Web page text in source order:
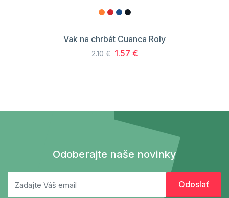
Vak na chrbát Cuanca Roly
2.10 € 1.57 €
Odoberajte naše novinky